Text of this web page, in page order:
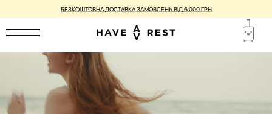
БЕЗКОШТОВНА ДОСТАВКА ЗАМОВЛЕНЬ ВІД 6 000 ГРН